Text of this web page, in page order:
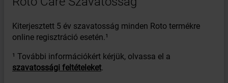
Kiterjesztett 5 év szavatosság minden Roto termékre
online regisztráció esetén.¹
¹ További információkért kérjük, olvassa el a
szavatossági feltételeket.